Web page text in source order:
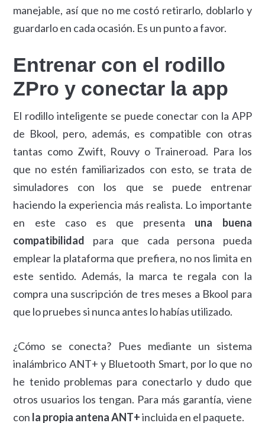
manejable, así que no me costó retirarlo, doblarlo y
guardarlo en cada ocasión. Es un punto a favor.
Entrenar con el rodillo
ZPro y conectar la app
El rodillo inteligente se puede conectar con la APP
de Bkool, pero, además, es compatible con otras
tantas como Zwift, Rouvy o Traineroad. Para los
que no estén familiarizados con esto, se trata de
simuladores con los que se puede entrenar
haciendo la experiencia más realista. Lo importante
en este caso es que presenta una buena
compatibilidad para que cada persona pueda
emplear la plataforma que prefiera, no nos limita en
este sentido. Además, la marca te regala con la
compra una suscripción de tres meses a Bkool para
que lo pruebes si nunca antes lo habías utilizado.
¿Cómo se conecta? Pues mediante un sistema
inalámbrico ANT+ y Bluetooth Smart, por lo que no
he tenido problemas para conectarlo y dudo que
otros usuarios los tengan. Para más garantía, viene
con la propia antena ANT+incluida en el paquete.